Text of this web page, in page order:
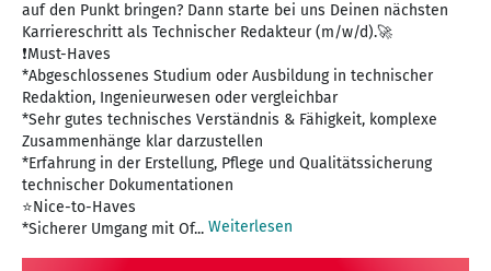
auf den Punkt bringen? Dann starte bei uns Deinen nächsten
Karriereschritt als Technischer Redakteur (m/w/d).🚀
❗Must-Haves
*Abgeschlossenes Studium oder Ausbildung in technischer
Redaktion, Ingenieurwesen oder vergleichbar
*Sehr gutes technisches Verständnis & Fähigkeit, komplexe
Zusammenhänge klar darzustellen
*Erfahrung in der Erstellung, Pflege und Qualitätssicherung
technischer Dokumentationen
⭐Nice-to-Haves
*Sicherer Umgang mit Of... Weiterlesen